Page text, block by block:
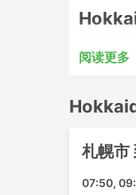
札
阅读更多
札幌市
07:50,